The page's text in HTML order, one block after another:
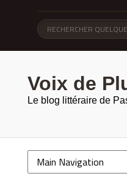
Voix de
Le blog littéraire de